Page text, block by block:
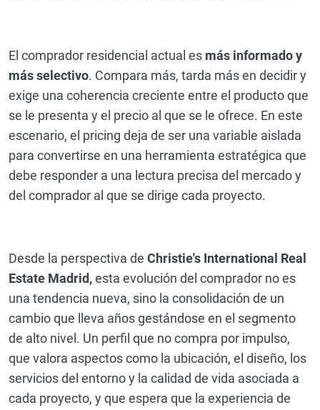
El comprador residencial actual es más informado y
más selectivo. Compara más, tarda más en decidir y
exige una coherencia creciente entre el producto que
se le presenta y el precio al que se le ofrece. En este
escenario, el pricing deja de ser una variable aislada
para convertirse en una herramienta estratégica que
debe responder a una lectura precisa del mercado y
del comprador al que se dirige cada proyecto.
Desde la perspectiva de Christie's International Real
Estate Madrid,esta evolución del comprador no es
una tendencia nueva, sino la consolidación de un
cambio que lleva años gestándose en el segmento
de alto nivel. Un perfil que no compra por impulso,
que valora aspectos como la ubicación, el diseño, los
servicios del entorno y la calidad de vida asociada a
cada proyecto, y que espera que la experiencia de